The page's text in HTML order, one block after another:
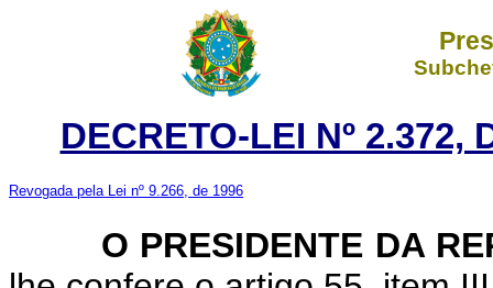
DECRETO-LEI Nº 2.372,
Revogada pela Lei nº 9.266, de 1996
O PRESIDENTE DA